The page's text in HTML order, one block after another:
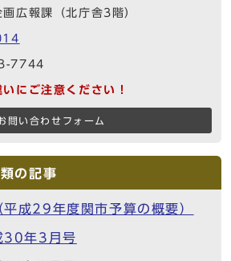
広報課（北庁舎3階）
7744
にご注意ください！
問い合わせフォーム
の記事
成29年度関市予算の概要）
年3月号